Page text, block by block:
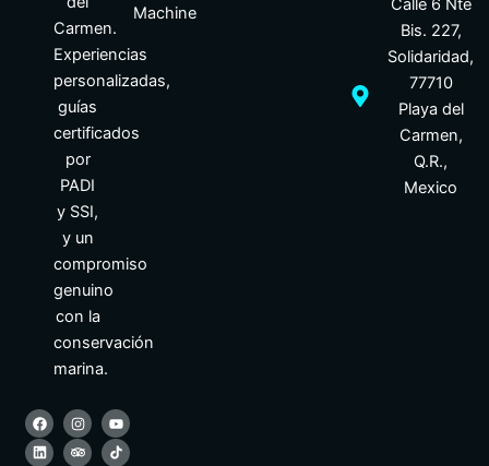
Carmen.
Experiencias
personalizadas,
guías
certificados
por
PADI
y SSI,
y un
compromiso
genuino
con la
conservación
marina.
F
a
c
e
I
n
s
t
Y
o
u
t
L
i
n
k
T
r
i
p
M
a
p
-
Machine
Calle 6 Nte
Bis. 227,
Solidaridad,
77710
Playa del
Carmen,
Q.R.,
Mexico